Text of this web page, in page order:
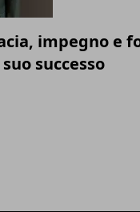
impegno e
successo